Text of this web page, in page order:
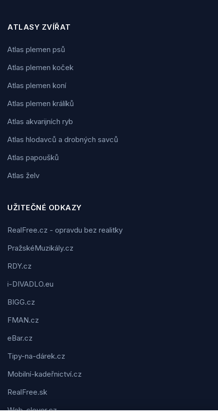
ATLASY ZVÍŘAT
Atlas plemen psů
Atlas plemen koček
Atlas plemen koní
Atlas plemen králíků
Atlas akvarijních ryb
Atlas hlodavců a drobných savců
Atlas papoušků
Atlas želv
UŽITEČNÉ ODKAZY
RealFree.cz - opravdu bez realitky
PražskéMuzikály.cz
RDY.cz
i-DIVADLO.eu
BIGG.cz
FMAN.cz
eBar.cz
Tipy-na-dárek.cz
Mobilní-kadeřnictví.cz
RealFree.sk
Web-clever.cz